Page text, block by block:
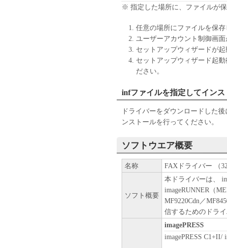
(5) 上記にかかわらず、本契約
９．U.S. GOVERNMENT
“米国政府エンドユーザー”とは
客様が米国政府エンドユーザー
SOFTWARE is a "commercial
1995), consisting of "commercial
Consistent with 48 C.F.R. 12.212
1995), all U.S. Government End
rights set forth herein. The
Ohta-ku, Tokyo 146-8501, Japan.
トウェア」を意味し、指し示す
10．分離可能性
本契約書のいずれかの条項また
場合でも、その他の条項は完
以 上
キヤノン株式会社
※ 指定した場所に、ファイルが保
任意の場所にファイルを保存
ユーザーアカウント制御画
セットアップウィザードが起
セットアップウィザード起
ださい。
infファイルを指定してイン
ドライバーをダウンロードした
ンストールを行ってください。
ソフトウエア概要
名称 FAXドライバー （
ソフト概要
本ドライバーは、
imageRUNNER（
MF9220Cdn／
信するためのドライ
imagePRESS
imagePRESS C1+II/